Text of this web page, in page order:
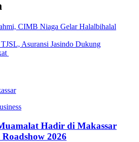
CIMB Niaga Gelar Halalbihalal
Asuransi Jasindo Dukung
Hadir di Makassar
2026